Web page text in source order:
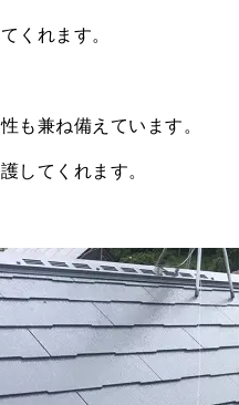
くれます。
も兼ね備えています。
してくれます。